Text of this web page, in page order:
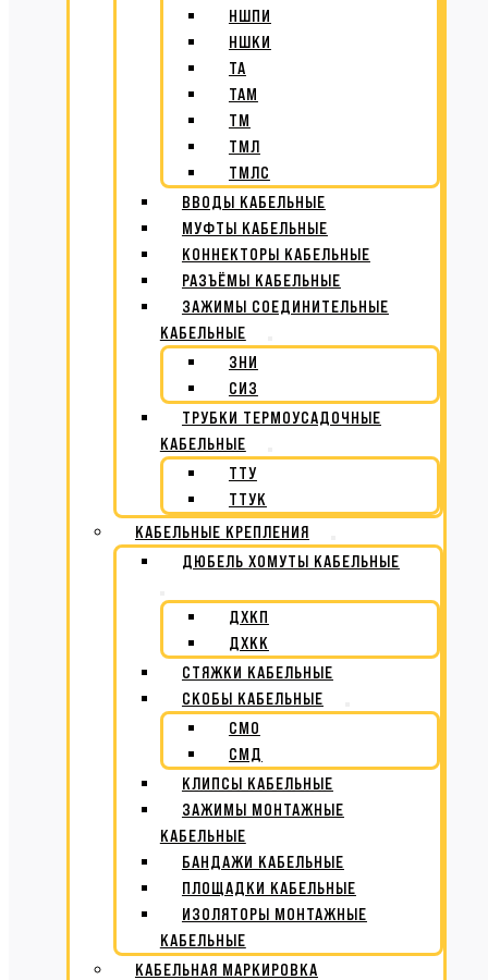
НШПИ
НШКИ
ТА
ТАМ
ТМ
ТМЛ
ТМЛС
ВВОДЫ КАБЕЛЬНЫЕ
МУФТЫ КАБЕЛЬНЫЕ
КОННЕКТОРЫ КАБЕЛЬНЫЕ
РАЗЪЁМЫ КАБЕЛЬНЫЕ
ЗАЖИМЫ СОЕДИНИТЕЛЬНЫЕ
КАБЕЛЬНЫЕ
ЗНИ
СИЗ
ТРУБКИ ТЕРМОУСАДОЧНЫЕ
КАБЕЛЬНЫЕ
ТТУ
ТТУК
КАБЕЛЬНЫЕ КРЕПЛЕНИЯ
ДЮБЕЛЬ ХОМУТЫ КАБЕЛЬНЫЕ
ДХКП
ДХКК
СТЯЖКИ КАБЕЛЬНЫЕ
СКОБЫ КАБЕЛЬНЫЕ
СМО
СМД
КЛИПСЫ КАБЕЛЬНЫЕ
ЗАЖИМЫ МОНТАЖНЫЕ
КАБЕЛЬНЫЕ
БАНДАЖИ КАБЕЛЬНЫЕ
ПЛОЩАДКИ КАБЕЛЬНЫЕ
ИЗОЛЯТОРЫ МОНТАЖНЫЕ
КАБЕЛЬНЫЕ
КАБЕЛЬНАЯ МАРКИРОВКА